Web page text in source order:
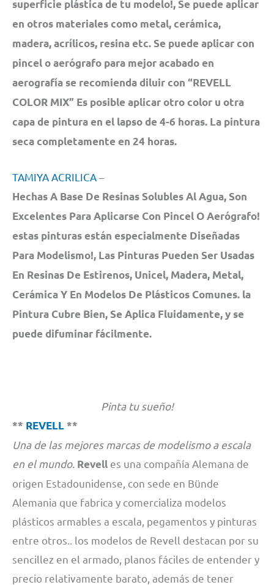
superficie plástica de tu modelo!, Se puede aplicar
en otros materiales como metal, cerámica,
madera, acrílicos, resina etc. Se puede aplicar con
pincel o aerógrafo para mejor acabado en
aerografía se recomienda diluir con “REVELL
COLOR MIX” Es posible aplicar otro color u otra
capa de pintura en el lapso de 4-6 horas. La pintura
seca completamente en 24 horas.
TAMIYA ACRILICA–
Hechas A Base De Resinas Solubles Al Agua, Son
Excelentes Para Aplicarse Con Pincel O Aerógrafo!
estas pinturas están especialmente Diseñadas
Para Modelismo!, Las Pinturas Pueden Ser Usadas
En Resinas De Estirenos, Unicel, Madera, Metal,
Cerámica Y En Modelos De Plásticos Comunes. la
Pintura Cubre Bien, Se Aplica Fluidamente, y se
puede difuminar fácilmente.
Pinta tu sueño!
** REVELL **
Una de las mejores marcas de modelismo a escala
en el mundo. Revell es una compañía Alemana de
origen Estadounidense, con sede en Bünde
Alemania que fabrica y comercializa modelos
plásticos armables a escala, pegamentos y pinturas
entre otros.. los modelos de Revell destacan por su
sencillez en el armado, planos fáciles de entender y
precio relativamente barato, además de tener